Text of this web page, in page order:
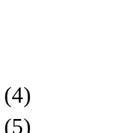
(4)
(5)